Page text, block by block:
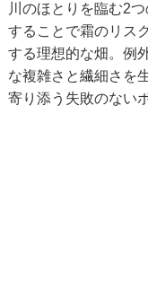
川のほとりを臨む2
することで霜のリス
する理想的な畑。例
な複雑さと繊細さを
寄り添う失敗のない